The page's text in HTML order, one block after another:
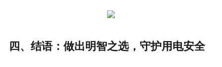
四、结语：做出明智之选，守护用电安全